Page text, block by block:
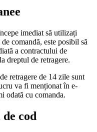
imediat să utilizați
comandă, este posibil să
a contractului de
dreptul de retragere.
retragere de 14 zile sunt
va fi menționat în e-
odată cu comanda.
cod